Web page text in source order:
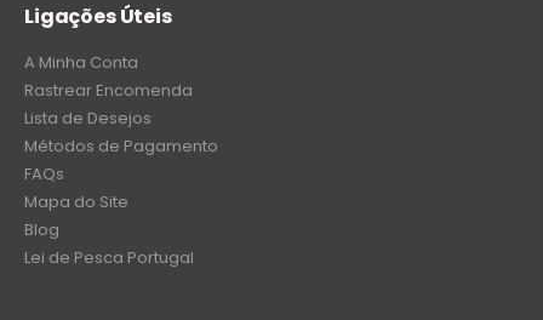
Ligações Úteis
A Minha Conta
Rastrear Encomenda
Lista de Desejos
Métodos de Pagamento
FAQs
Mapa do Site
Blog
Lei de Pesca Portugal